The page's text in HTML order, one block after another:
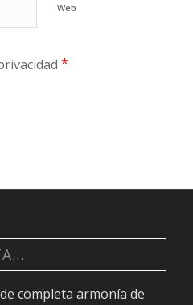
Web
*
completa armonía de